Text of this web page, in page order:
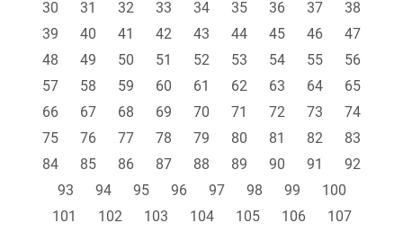
30
31 32 33 34 35 36 37
38
39
40 41 42 43 44 45 46
47
48
49 50 51 52 53 54 55
56
57
58 59 60 61 62 63 64
65
66
67 68 69 70 71 72 73
74
75
76 77 78 79 80 81 82
83
84
85 86 87 88 89 90 91
92
93
94 95 96 97 98 99
100
101
102 103 104 105 106
107